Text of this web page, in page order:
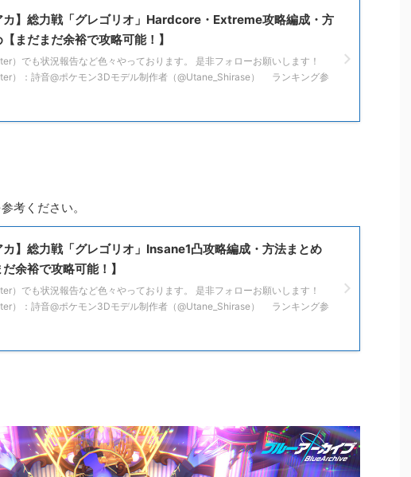
カ】総力戦「グレゴリオ」Hardcore・Extreme攻略編成・方
まだまだ余裕で攻略可能！】
）でも状況報告など色々やっております。 是非フォローお願いします！
）：詩音@ポケモン3Dモデル制作者（@Utane_Shirase） ランキング参
考ください。
カ】総力戦「グレゴリオ」Insane1凸攻略編成・方法まとめ
だ余裕で攻略可能！】
）でも状況報告など色々やっております。 是非フォローお願いします！
）：詩音@ポケモン3Dモデル制作者（@Utane_Shirase） ランキング参